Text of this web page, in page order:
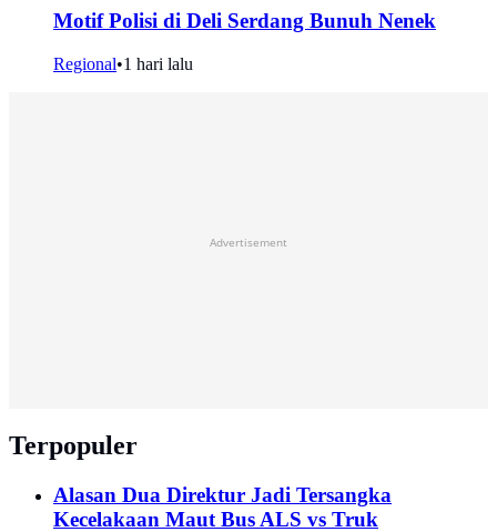
Motif Polisi di Deli Serdang Bunuh Nenek
Regional•1 hari lalu
Advertisement
Terpopuler
Alasan Dua Direktur Jadi Tersangka
Kecelakaan Maut Bus ALS vs Truk